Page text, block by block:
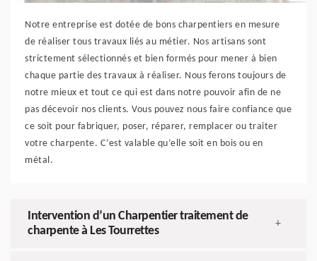
Notre entreprise est dotée de bons charpentiers en mesure
de réaliser tous travaux liés au métier. Nos artisans sont
strictement sélectionnés et bien formés pour mener à bien
chaque partie des travaux à réaliser. Nous ferons toujours de
notre mieux et tout ce qui est dans notre pouvoir afin de ne
pas décevoir nos clients. Vous pouvez nous faire confiance que
ce soit pour fabriquer, poser, réparer, remplacer ou traiter
votre charpente. C’est valable qu’elle soit en bois ou en
métal.
Intervention d’un Charpentier traitement de
charpente à Les Tourrettes
+